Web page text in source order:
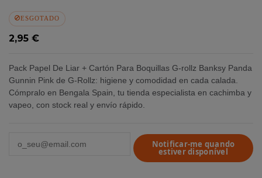
ESGOTADO
2,95 €
Pack Papel De Liar + Cartón Para Boquillas G-rollz Banksy Panda
Gunnin Pink de G-Rollz: higiene y comodidad en cada calada.
Cómpralo en Bengala Spain, tu tienda especialista en cachimba y
vapeo, con stock real y envío rápido.
Notificar-me quando
estiver disponível